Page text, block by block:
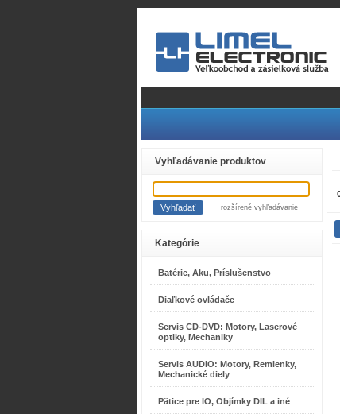
Vyhľadávanie produktov
rozšírené vyhľadávanie
Kategórie
Batérie, Aku, Príslušenstvo
Diaľkové ovládače
Servis CD-DVD: Motory, Laserové
optiky, Mechaniky
Servis AUDIO: Motory, Remienky,
Mechanické diely
Pätice pre IO, Objímky DIL a iné